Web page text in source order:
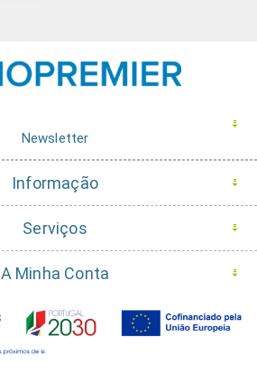
Newsletter
Informação
Serviços
A Minha Conta